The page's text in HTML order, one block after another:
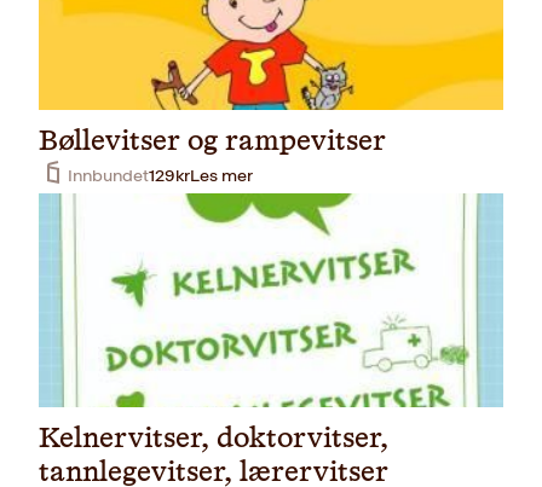
Bøllevitser og rampevitser
Innbundet129krLes mer
Kelnervitser, doktorvitser,
tannlegevitser, lærervitser